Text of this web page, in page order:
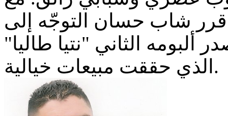
قرر شاب حسان التوجّه إلى
الثاني "نتيا طاليا"
الذي حققت مبيعات خيالية.